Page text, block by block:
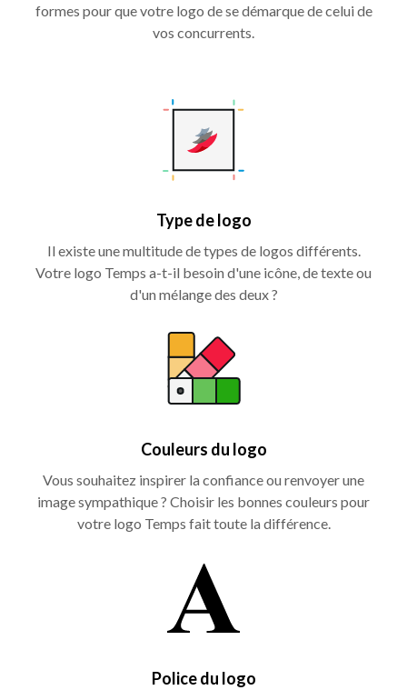
formes pour que votre logo de se démarque de celui de
vos concurrents.
Type de logo
Il existe une multitude de types de logos différents.
Votre logo Temps a-t-il besoin d'une icône, de texte ou
d'un mélange des deux ?
Couleurs du logo
Vous souhaitez inspirer la confiance ou renvoyer une
image sympathique ? Choisir les bonnes couleurs pour
votre logo Temps fait toute la différence.
Police du logo